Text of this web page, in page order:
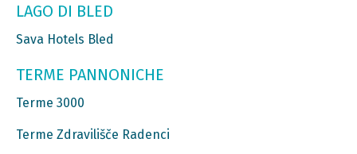
LAGO DI BLED
Sava Hotels Bled
TERME PANNONICHE
Terme 3000
Terme Zdravilišče Radenci